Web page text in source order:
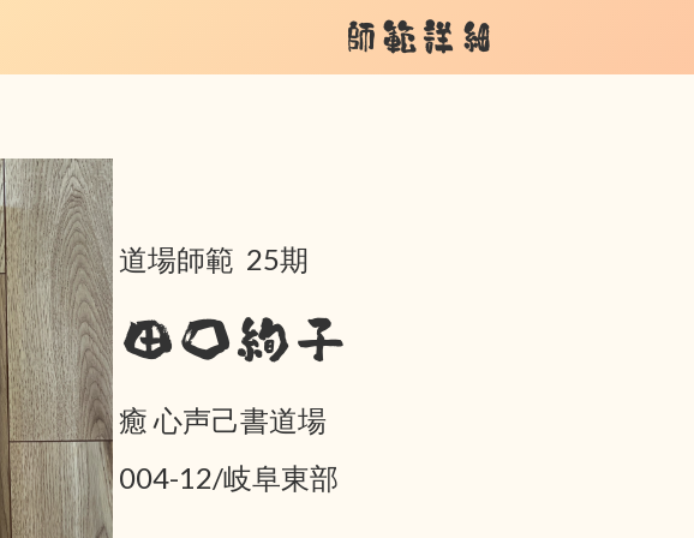
師範詳細
道場師範 25期
田口絢子
癒 心声己書道場
004-12/岐阜東部